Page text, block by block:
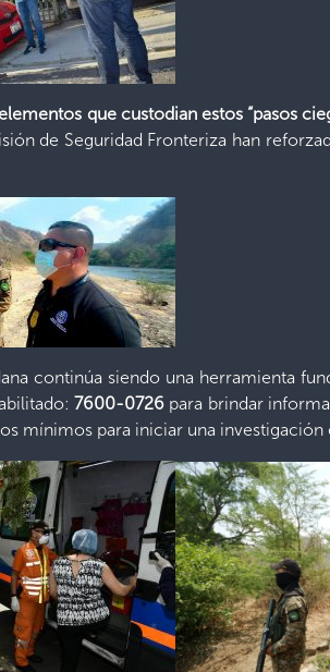
que custodian estos “pasos
de Seguridad Fronteriza han
continúa siendo una herramienta
7600-0726 para brindar
mínimos para iniciar una investigación